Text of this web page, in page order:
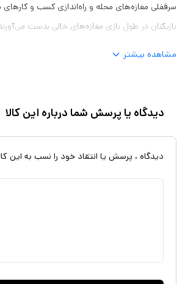
سرقفلی مغازه‌های محله و راه‌اندازی کسب و
بازیکنان در طول بازی مغازه‌های خالی بدست
مشاهده بیشتر
دیدگاه یا پرسش شما درباره این کالا
دیدگاه ، پرسش یا انتقاد خود را نسب به این